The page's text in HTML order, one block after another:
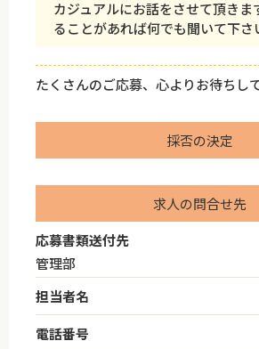
カジュアルにお話をさせて頂きま
ることがあれば何でも聞いて下
たくさんのご応募、心よりお待ちし
採否の決定
求人の問合せ先
応募書類送付先
管理部
担当者名
電話番号